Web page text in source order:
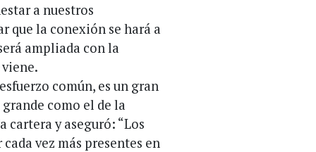
a nuestros
que la conexión se hará a
ampliada con la
común, es un gran
como el de la
y aseguró: “Los
vez más presentes en